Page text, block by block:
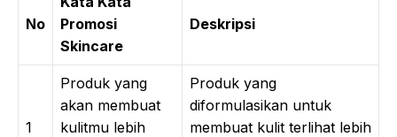
No
Promosi
Skincare
Deskripsi
1
Produk yang
akan membuat
kulitmu lebih
Produk yang
diformulasikan untuk
membuat kulit terlihat lebih